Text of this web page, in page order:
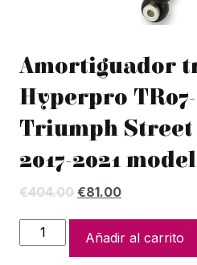
Amortiguador
Hyperpro
Triumph Street
2017-2021
€404.00 El
original
era:
€404.00.
€81.00El
actual
es:
€81.00.
Amortiguador
trasero
Añadir al carrito